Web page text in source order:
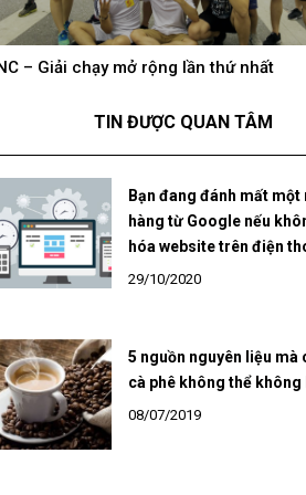
– Giải chạy mở rộng lần thứ nhất
khí cổ vũ U23 Việt Nam tại BNC
Bạn đang đánh mất một
hàng từ Google nếu
5 nguồn nguyên liệu mà